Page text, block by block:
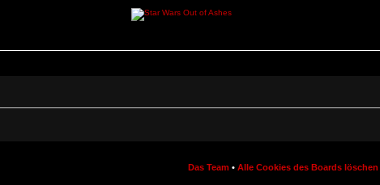
Das Team • Alle Cookies des Boards löschen